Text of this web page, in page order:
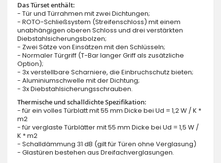
Das Türset enthält:
- Tür und Türrahmen mit zwei Dichtungen;
- ROTO-Schließsystem (Streifenschloss) mit einem
unabhängigen oberen Schloss und drei verstärkten
Diebstahlsicherungsbolzen;
- Zwei Sätze von Einsätzen mit den Schlüsseln;
- Normaler Türgriff (T-Bar langer Griff als zusätzliche
Option);
- 3x verstellbare Scharniere, die Einbruchschutz bieten;
- Aluminiumschwelle mit der Dichtung;
- 3x Diebstahlsicherungsschrauben.
Thermische und schalldichte Spezifikation:
- für ein volles Türblatt mit 55 mm Dicke bei Ud = 1,2 W / K *
m2
- für verglaste Türblätter mit 55 mm Dicke bei Ud = 1,5 W /
K * m2
- Schalldämmung 31 dB (gilt für Türen ohne Verglasung)
- Glastüren bestehen aus Dreifachverglasungen.